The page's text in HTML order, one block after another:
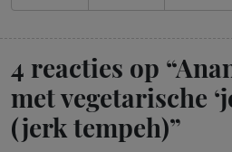
4 reacties op “
met vegetarische
(jerk tempeh)”